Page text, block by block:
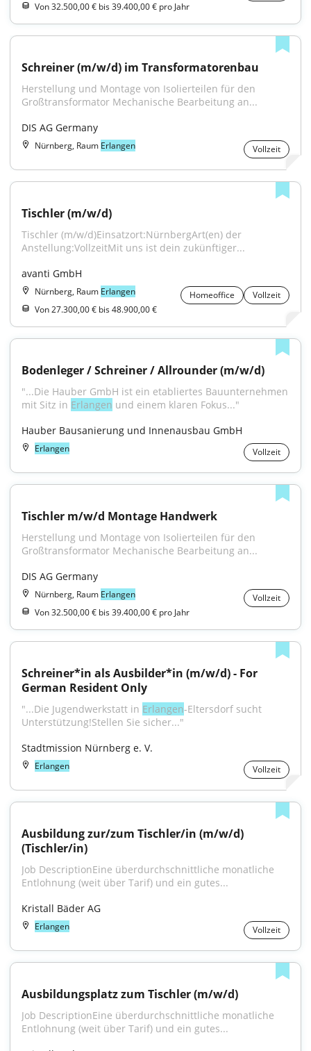
Von 32.500,00 € bis 39.400,00 € pro Jahr
Schreiner (m/w/d) im Transformatorenbau
Herstellung und Montage von Isolierteilen für den
Großtransformator Mechanische Bearbeitung an...
DIS AG Germany
Nürnberg, Raum Erlangen Vollzeit
Tischler (m/w/d)
Tischler (m/w/d)Einsatzort:NürnbergArt(en) der
Anstellung:VollzeitMit uns ist dein zukünftiger...
avanti GmbH
Nürnberg, Raum Erlangen Homeoffice
Vollzeit
Von 27.300,00 € bis 48.900,00 €
Bodenleger / Schreiner / Allrounder (m/w/d)
"...Die Hauber GmbH ist ein etabliertes Bauunternehmen
mit Sitz in Erlangen und einem klaren Fokus..."
Hauber Bausanierung und Innenausbau GmbH
Erlangen Vollzeit
Tischler m/w/d Montage Handwerk
Herstellung und Montage von Isolierteilen für den
Großtransformator Mechanische Bearbeitung an...
DIS AG Germany
Nürnberg, Raum Erlangen
Vollzeit
Von 32.500,00 € bis 39.400,00 € pro Jahr
Schreiner*in als Ausbilder*in (m/w/d) - For
German Resident Only
"...Die Jugendwerkstatt in Erlangen-Eltersdorf sucht
Unterstützung!Stellen Sie sicher..."
Stadtmission Nürnberg e. V.
Erlangen Vollzeit
Ausbildung zur/zum Tischler/in (m/w/d)
(Tischler/in)
Job DescriptionEine überdurchschnittliche monatliche
Entlohnung (weit über Tarif) und ein gutes...
Kristall Bäder AG
Erlangen Vollzeit
Ausbildungsplatz zum Tischler (m/w/d)
Job DescriptionEine überdurchschnittliche monatliche
Entlohnung (weit über Tarif) und ein gutes...